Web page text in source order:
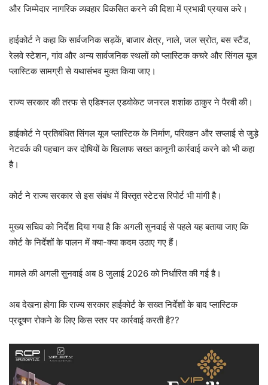
और जिम्मेदार नागरिक व्यवहार विकसित करने की दिशा में प्रभावी प्रयास करे।
हाईकोर्ट ने कहा कि सार्वजनिक सड़कें, बाजार क्षेत्र, नाले, जल स्रोत, बस स्टैंड,
रेलवे स्टेशन, गांव और अन्य सार्वजनिक स्थलों को प्लास्टिक कचरे और सिंगल यूज
प्लास्टिक सामग्री से यथासंभव मुक्त किया जाए।
राज्य सरकार की तरफ से एडिश्नल एडवोकेट जनरल शशांक ठाकुर ने पैरवी की।
हाईकोर्ट ने प्रतिबंधित सिंगल यूज प्लास्टिक के निर्माण, परिवहन और सप्लाई से जुड़े
नेटवर्क की पहचान कर दोषियों के खिलाफ सख्त कानूनी कार्रवाई करने को भी कहा
है।
कोर्ट ने राज्य सरकार से इस संबंध में विस्तृत स्टेटस रिपोर्ट भी मांगी है।
मुख्य सचिव को निर्देश दिया गया है कि अगली सुनवाई से पहले यह बताया जाए कि
कोर्ट के निर्देशों के पालन में क्या-क्या कदम उठाए गए हैं।
मामले की अगली सुनवाई अब 8 जुलाई 2026 को निर्धारित की गई है।
अब देखना होगा कि राज्य सरकार हाईकोर्ट के सख्त निर्देशों के बाद प्लास्टिक
प्रदूषण रोकने के लिए किस स्तर पर कार्रवाई करती है??